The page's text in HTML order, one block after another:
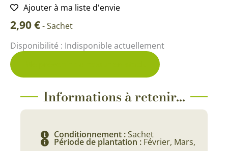
Ajouter à ma liste d'envie
2,90€-Sachet
Disponibilité : Indisponible actuellement
Informations à retenir...
Conditionnement :Sachet
Période de plantation : Février, Mars,